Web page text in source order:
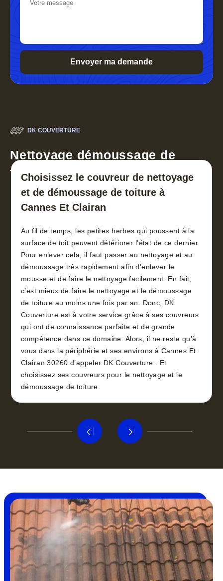
DK COUVERTURE
Nettoyage démoussage de
toiture 30
Choisissez le couvreur de nettoyage
et de démoussage de toiture à
Cannes Et Clairan
Au fil de temps, les petites herbes qui poussent à la
surface de toit peuvent détériorer l’état de ce dernier.
Pour enlever cela, il faut passer au nettoyage et au
démoussage très rapidement afin d’enlever le
mousse et de faire le nettoyage facilement. En fait,
c’est mieux de faire le nettoyage et le démoussage
de toiture au moins une fois par an. Donc, DK
Couverture est à votre service grâce à ses couvreurs
qui ont de connaissance parfaite et de grande
compétence dans ce domaine. Alors, il ne reste qu’à
vous dans la périphérie et ses environs à Cannes Et
Clairan 30260 d’appeler DK Couverture . Et
choisissez ses couvreurs pour le nettoyage et le
démoussage de toiture.